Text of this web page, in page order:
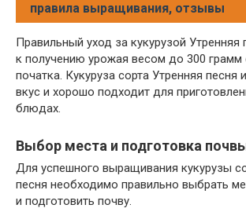
правила выращивания, отзывы
Правильный уход за кукурузой Утренняя
к получению урожая весом до 300 грамм
початка. Кукуруза сорта Утренняя песня
вкус и хорошо подходит для
блюдах.
Выбор места и подготовка
Для успешного выращивания кукурузы
песня необходимо правильно выбрать
и подготовить почву.